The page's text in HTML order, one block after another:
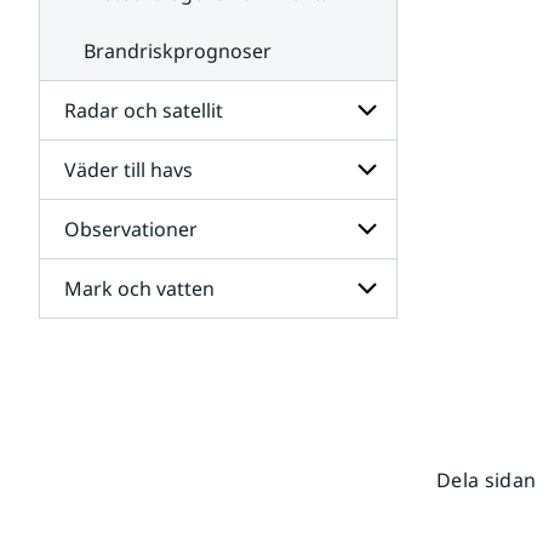
Brandriskprognoser
Radar och satellit
Undersidor
för
Radar
och
satellit
Väder till havs
Undersidor
för
Väder
till
havs
Observationer
Undersidor
för
Mark och vatten
Dela sidan